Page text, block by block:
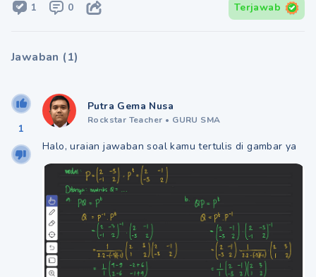
1 0 Terjawab
Jawaban (1)
1
Putra Gema Nusa
Rockstar Teacher • GURU SMA
Halo, uraian jawaban soal kamu tertulis di gambar ya